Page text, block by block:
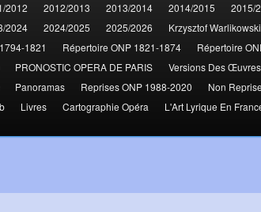
2012 2012/2013 2013/2014 2014/2015 2015/
2024 2024/2025 2025/2026 Krzysztof Warlikowski
1821 Répertoire ONP 1821-1874 Répertoire
PRONOSTIC OPERA DE PARIS Versions Des Œuvres
Panoramas Reprises ONP 1988-2020 Non
Livres Cartographie Opéra L'Art Lyrique En